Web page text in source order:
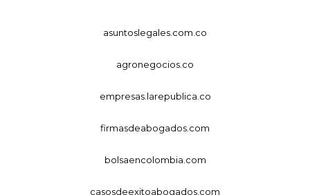
asuntoslegales.com.co
agronegocios.co
empresas.larepublica.co
firmasdeabogados.com
bolsaencolombia.com
casosdeexitoabogados.com